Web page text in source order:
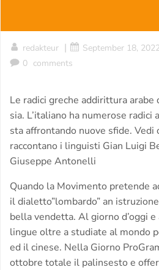
redakteur | September 18,
0 comments
Le radici greche addirittura arabe
sia. L’italiano ha numerose radici
sta affrontando nuove sfide. Vedi
raccontano i linguisti Gian Luigi
Giuseppe Antonelli
Quando la Movimento pretende
il dialetto”lombardo” an
bella vendetta. Al giorno d’oggi
lingue oltre a studiate al mondo
ed il cinese. Nella Giorno
ottobre totale il palinsesto e